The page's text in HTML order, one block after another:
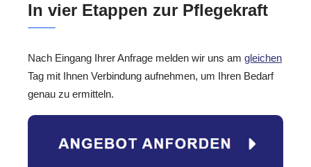
In vier Etappen zur Pflegekraft
Nach Eingang Ihrer Anfrage melden wir uns am gleichen
Tag mit Ihnen Verbindung aufnehmen, um Ihren Bedarf
genau zu ermitteln.